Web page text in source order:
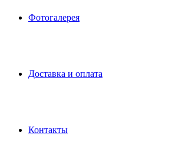
Фотогалерея
Доставка и оплата
Контакты